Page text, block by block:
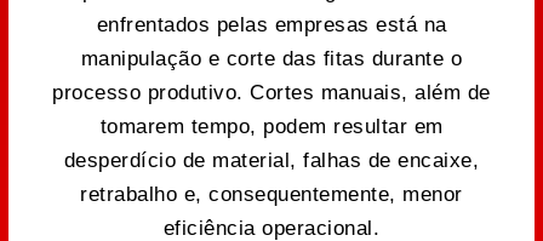
enfrentados pelas empresas está na
manipulação e corte das fitas durante o
processo produtivo. Cortes manuais, além de
tomarem tempo, podem resultar em
desperdício de material, falhas de encaixe,
retrabalho e, consequentemente, menor
eficiência operacional.